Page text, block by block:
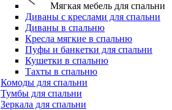
Мягкая мебель для спальни
Диваны с креслами для спальни
Диваны в спальню
Кресла мягкие в спальню
Пуфы и банкетки для спальни
Кушетки в спальню
Тахты в спальню
Комоды для спальни
Тумбы для спальни
Зеркала для спальни